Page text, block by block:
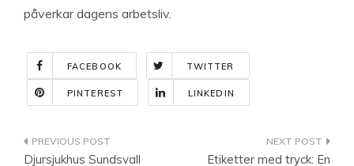
påverkar dagens arbetsliv.
FACEBOOK TWITTER
PINTEREST LINKEDIN
Indlægsnavigation
Djursjukhus Sundsvall
Etiketter med tryck: En